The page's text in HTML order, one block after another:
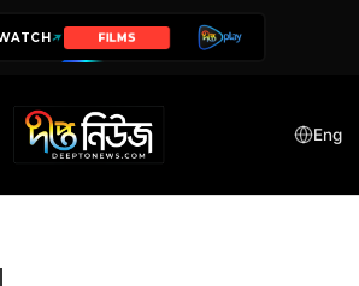
SERIES
Eng